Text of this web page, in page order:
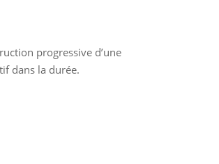
progressive d’une
dans la durée.